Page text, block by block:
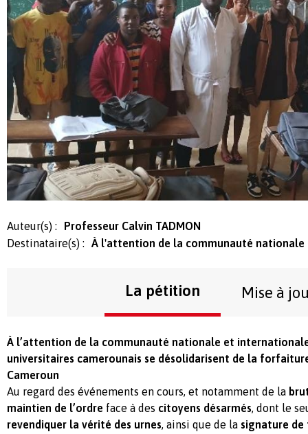
Auteur(s) :
Professeur Calvin TADMON
Destinataire(s) :
À l'attention de la communauté
La pétition Mise à
À l’attention de la communauté nationale et
universitaires camerounais se désolidarisent de la
Cameroun
Au regard des événements en cours, et notamment de la
maintien de l’ordre face à des citoyens désarmés, dont le
revendiquer la vérité des urnes, ainsi que de la signature